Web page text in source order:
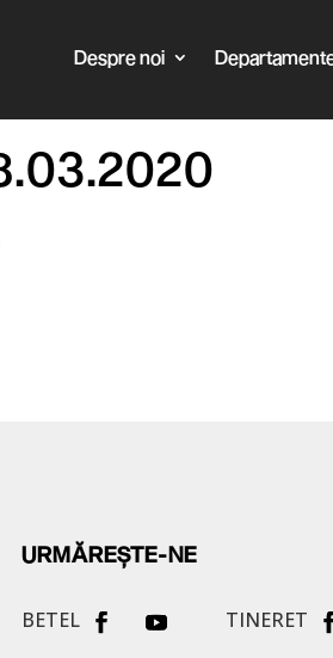
Despre noi
URMĂREȘTE-NE
BETEL TINERET